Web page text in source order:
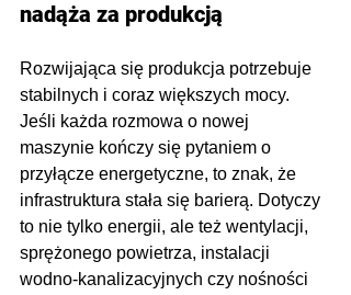
nadąża za produkcją
Rozwijająca się produkcja potrzebuje
stabilnych i coraz większych mocy.
Jeśli każda rozmowa o nowej
maszynie kończy się pytaniem o
przyłącze energetyczne, to znak, że
infrastruktura stała się barierą. Dotyczy
to nie tylko energii, ale też wentylacji,
sprężonego powietrza, instalacji
wodno-kanalizacyjnych czy nośności